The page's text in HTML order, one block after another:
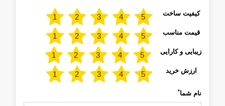
کیفیت ساخت
قیمت مناسب
زیبایی و کارایی
ارزش خرید
نام شما*